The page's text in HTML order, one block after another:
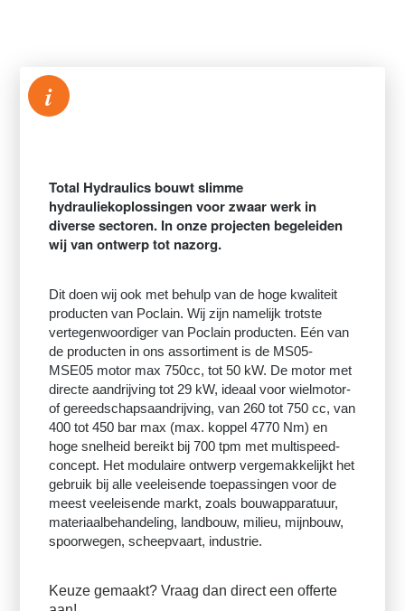
i
Total Hydraulics bouwt slimme
hydrauliekoplossingen voor zwaar werk in
diverse sectoren. In onze projecten begeleiden
wij van ontwerp tot nazorg.
Dit doen wij ook met behulp van de hoge kwaliteit
producten van Poclain. Wij zijn namelijk trotste
vertegenwoordiger van Poclain producten. Eén van
de producten in ons assortiment is de MS05-
MSE05 motor max 750cc, tot 50 kW. De motor met
directe aandrijving tot 29 kW, ideaal voor wielmotor-
of gereedschapsaandrijving, van 260 tot 750 cc, van
400 tot 450 bar max (max. koppel 4770 Nm) en
hoge snelheid bereikt bij 700 tpm met multispeed-
concept. Het modulaire ontwerp vergemakkelijkt het
gebruik bij alle veeleisende toepassingen voor de
meest veeleisende markt, zoals bouwapparatuur,
materiaalbehandeling, landbouw, milieu, mijnbouw,
spoorwegen, scheepvaart, industrie.
Keuze gemaakt? Vraag dan direct een offerte